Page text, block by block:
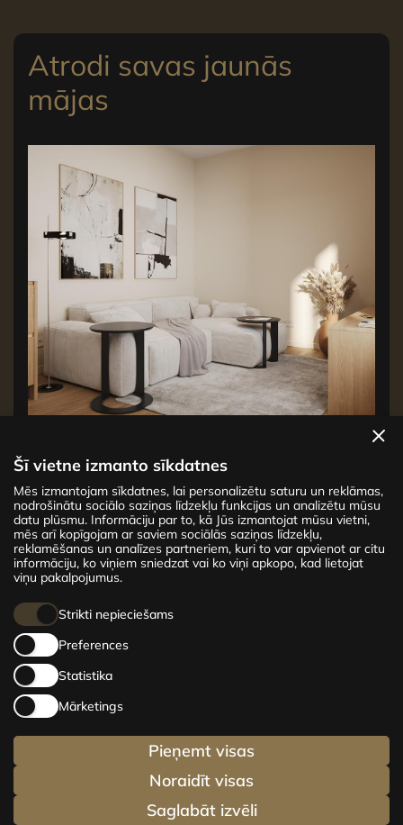
Šī vietne izmanto sīkdatnes
Mēs izmantojam sīkdatnes, lai personalizētu saturu un reklāmas,
nodrošinātu sociālo saziņas līdzekļu funkcijas un analizētu mūsu
datu plūsmu. Informāciju par to, kā Jūs izmantojat mūsu vietni,
mēs arī kopīgojam ar saviem sociālās saziņas līdzekļu,
reklamēšanas un analīzes partneriem, kuri to var apvienot ar citu
informāciju, ko viņiem sniedzat vai ko viņi apkopo, kad lietojat
viņu pakalpojumus.
Strikti nepieciešams
Preferences
Statistika
Mārketings
Saglabāt izvēli
Noraidīt visas
Pieņemt visas
Atrodi savas jaunās
mājas
Jaunais projekts CENTRUS piedāvā 142
ekskluzīvus un ērtus dzīvokļus Rīgas centrā –
no mājīgiem 24 m² līdz plašiem 210 m²
premium dzīvokļiem. Izvēlies savu mājvietu un
esi dzīves centrā!